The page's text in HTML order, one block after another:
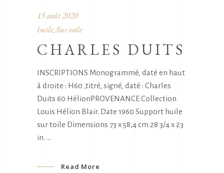
15 août 2020
huile, Sur toile
CHARLES DUITS
INSCRIPTIONS Monogrammé, daté en haut
à droite : H60 ,titré, signé, daté : Charles
Duits 60 HélionPROVENANCE Collection
Louis Hélion Blair. Date 1960 Support huile
sur toile Dimensions 73 x 58,4 cm 28 3/4 x 23
in.
Read More